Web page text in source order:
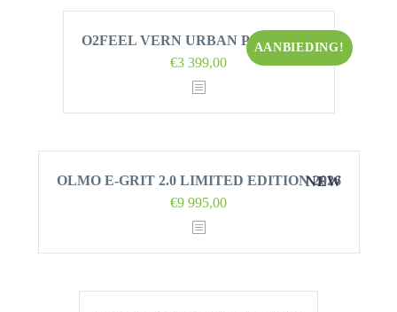
199,00.
560,00.
AANBIEDING!
O2FEEL VERN URBAN POWER 7.1
Oorspronkelijke
prijs
899,00.
€3 399,00Huidige
399,00.
NEW
OLMO E-GRIT 2.0 LIMITED EDITION 2026
€9 995,00